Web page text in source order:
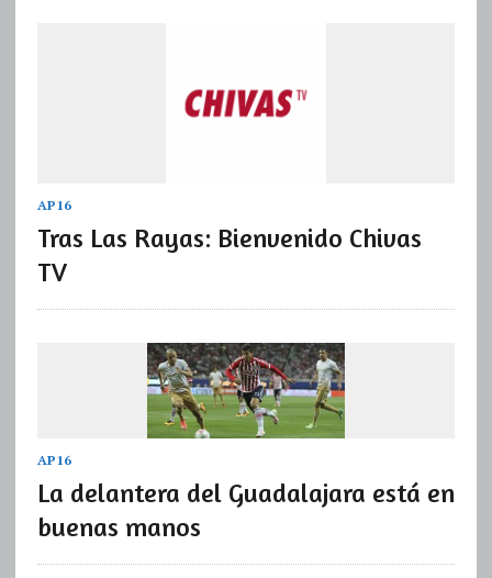
AP16
Tras Las Rayas: Bienvenido Chivas
TV
AP16
La delantera del Guadalajara está en
buenas manos